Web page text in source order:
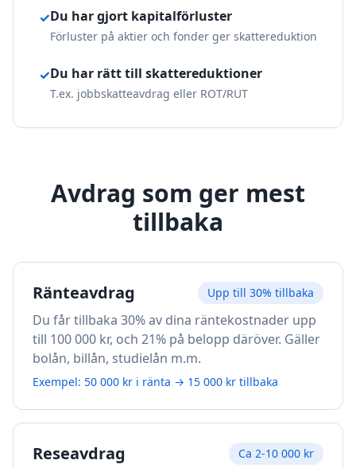
✓Du har gjort kapitalförluster
Förluster på aktier och fonder ger skattereduktion
✓Du har rätt till skattereduktioner
T.ex. jobbskatteavdrag eller ROT/RUT
Avdrag som ger mest
tillbaka
Ränteavdrag Upp till 30% tillbaka
Du får tillbaka 30% av dina räntekostnader upp
till 100 000 kr, och 21% på belopp däröver. Gäller
bolån, billån, studielån m.m.
Exempel: 50 000 kr i ränta → 15 000 kr tillbaka
Reseavdrag Ca 2-10 000 kr